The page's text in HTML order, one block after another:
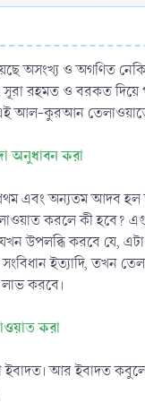
অসংখ্য ও অগণিত নেকি
রহমত ও বরকত দিয়ে
এই আল-কুরআন
অনুধাবন করা
এবং অন্যতম আদব হল
করলে কী হবে?
উপলব্ধি করবে যে, এটা
ইত্যাদি, তখন
লাভ করবে।
করা
আর ইবাদত কবুলের